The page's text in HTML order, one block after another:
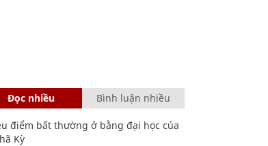
Đọc nhiều Bình luận nhiều
điểm bất thường ở bằng đại học của
Kỳ